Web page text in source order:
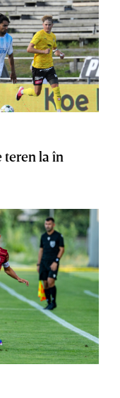
teren la în